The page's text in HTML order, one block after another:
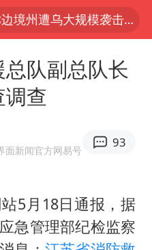
俄称边境州遭乌大规模袭击已致13伤
场已取消航班388架次
北上或致京津冀暴雨
国足U17与阿森纳决赛取消 并列冠军
婚礼线上邀请引热议
队副总队长
查
面新闻官方网易号
93
5月18日通报，据
急管理部纪检监察